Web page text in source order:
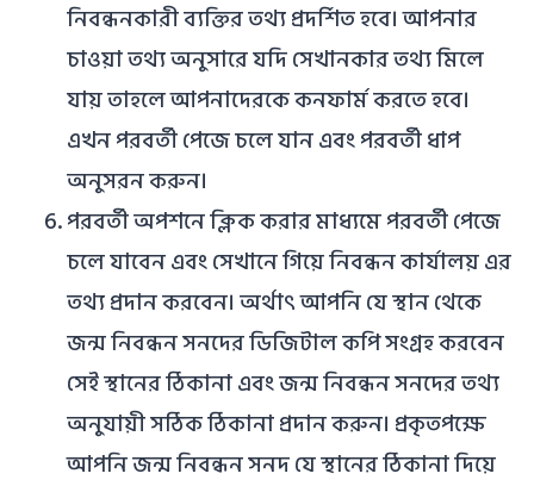
নিবন্ধনকারী ব্যক্তির তথ্য প্রদর্শিত হবে। আপনার
চাওয়া তথ্য অনুসারে যদি সেখানকার তথ্য মিলে
যায় তাহলে আপনাদেরকে কনফার্ম করতে হবে।
এখন পরবর্তী পেজে চলে যান এবং পরবর্তী ধাপ
অনুসরন করুন।
পরবর্তী অপশনে ক্লিক করার মাধ্যমে পরবর্তী পেজে
চলে যাবেন এবং সেখানে গিয়ে নিবন্ধন কার্যালয় এর
তথ্য প্রদান করবেন। অর্থাৎ আপনি যে স্থান থেকে
জন্ম নিবন্ধন সনদের ডিজিটাল কপি সংগ্রহ করবেন
সেই স্থানের ঠিকানা এবং জন্ম নিবন্ধন সনদের তথ্য
অনুযায়ী সঠিক ঠিকানা প্রদান করুন। প্রকৃতপক্ষে
আপনি জন্ম নিবন্ধন সনদ যে স্থানের ঠিকানা দিয়ে